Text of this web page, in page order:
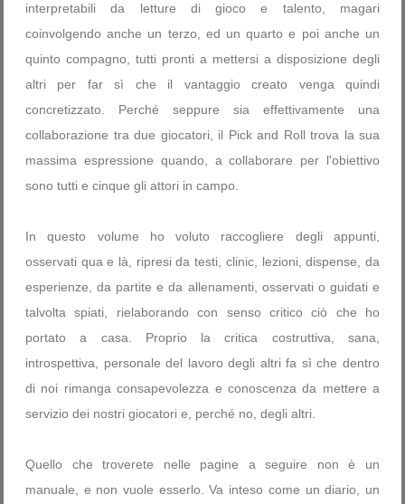
interpretabili da letture di gioco e talento, magari
coinvolgendo anche un terzo, ed un quarto e poi anche un
quinto compagno, tutti pronti a mettersi a disposizione degli
altri per far sì che il vantaggio creato venga quindi
concretizzato. Perché seppure sia effettivamente una
collaborazione tra due giocatori, il Pick and Roll trova la sua
massima espressione quando, a collaborare per l'obiettivo
sono tutti e cinque gli attori in campo.
In questo volume ho voluto raccogliere degli appunti,
osservati qua e là, ripresi da testi, clinic, lezioni, dispense, da
esperienze, da partite e da allenamenti, osservati o guidati e
talvolta spiati, rielaborando con senso critico ciò che ho
portato a casa. Proprio la critica costruttiva, sana,
introspettiva, personale del lavoro degli altri fa sì che dentro
di noi rimanga consapevolezza e conoscenza da mettere a
servizio dei nostri giocatori e, perché no, degli altri.
Quello che troverete nelle pagine a seguire non è un
manuale, e non vuole esserlo. Va inteso come un diario, un